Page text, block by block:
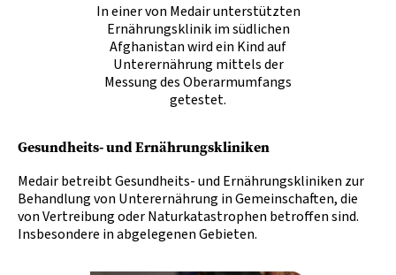
In einer von Medair unterstützten
Ernährungsklinik im südlichen
Afghanistan wird ein Kind auf
Unterernährung mittels der
Messung des Oberarmumfangs
getestet.
Gesundheits- und Ernährungskliniken
Medair betreibt Gesundheits- und Ernährungskliniken zur
Behandlung von Unterernährung in Gemeinschaften, die
von Vertreibung oder Naturkatastrophen betroffen sind.
Insbesondere in abgelegenen Gebieten.